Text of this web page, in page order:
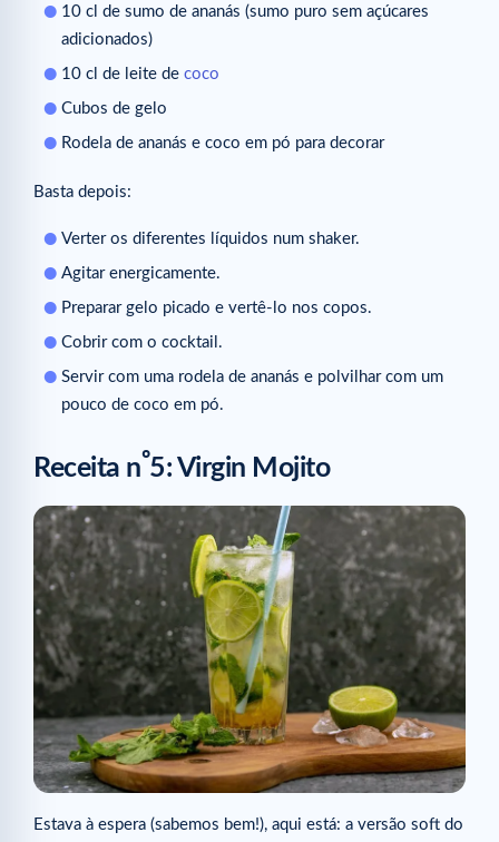
10 cl de sumo de ananás (sumo puro sem açúcares
adicionados)
10 cl de leite de coco
Cubos de gelo
Rodela de ananás e coco em pó para decorar
Basta depois:
Verter os diferentes líquidos num shaker.
Agitar energicamente.
Preparar gelo picado e vertê-lo nos copos.
Cobrir com o cocktail.
Servir com uma rodela de ananás e polvilhar com um
pouco de coco em pó.
Receita nº5: Virgin Mojito
Estava à espera (sabemos bem!), aqui está: a versão soft do